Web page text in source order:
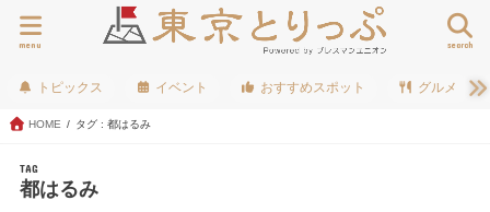
search
menu
トピックス イベント おすすめスポット グルメ
HOME タグ : 都はるみ
TAG
都はるみ